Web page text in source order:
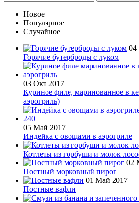
Новое
Популярное
Случайное
04
Горячие бутерброды с луком
03 Окт 2017
Куриное филе, маринованное в
аэрогриль)
05 Май 2017
Индейка с овощами в аэрогриле
Котлеты из горбуши и молок
02
Постный морковный пирог
01 Май 2017
Постные вафли